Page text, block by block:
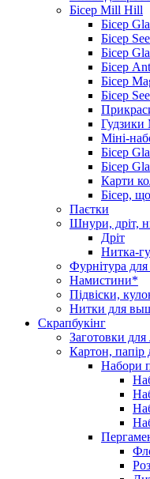
Бісер Mill Hill
Бісер
Бісер
Бісер
Бісер
Бісер
Бісер
Гудзики
Міні-
Бісер
Бісер
Карти
Бісер,
Паєтки
Шнури, дріт,
Дріт
Нитка-
Фурнітура для
Намистини*
Підвіски,
Нитки для
Скрапбукінг
Заготовки для
Картон, папір
Набори